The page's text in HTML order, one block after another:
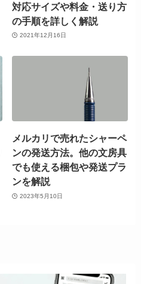
対応サイズや料金・送り方
の手順を詳しく解説
2021年12月16日
メルカリで売れたシャーペ
ンの発送方法。他の文房具
でも使える梱包や発送プラ
ンを解説
2023年5月10日